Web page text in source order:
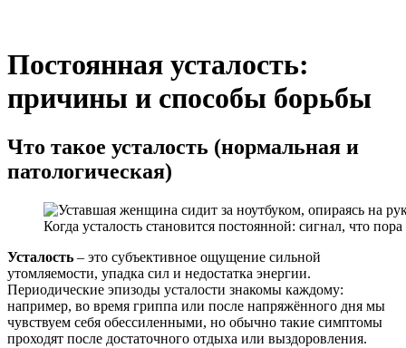
Постоянная усталость:
причины и способы борьбы
Что такое усталость (нормальная и
патологическая)
Когда усталость становится постоянной: сигнал, что
Усталость – это субъективное ощущение сильной
утомляемости, упадка сил и недостатка энергии.
Периодические эпизоды усталости знакомы каждому:
например, во время гриппа или после напряжённого дня мы
чувствуем себя обессиленными, но обычно такие симптомы
проходят после достаточного отдыха или выздоровления.